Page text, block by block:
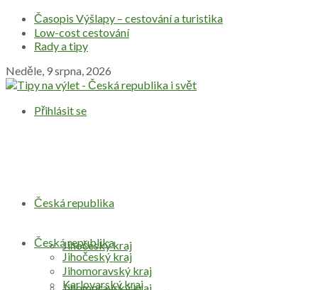
Časopis Výšlapy – cestování a turistika
Low-cost cestování
Rady a tipy
Neděle, 9 srpna, 2026
Přihlásit se
Česká republika
Jihočeský kraj
Česká republika
Jihočeský kraj
Jihomoravský kraj
Karlovarský kraj